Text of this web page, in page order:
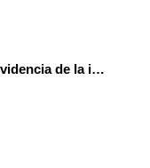
Explicación sobre la evidencia de la infografía